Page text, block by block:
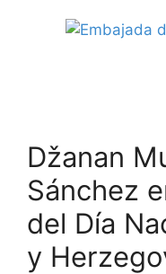
Džanan
Sánchez
del Día
y